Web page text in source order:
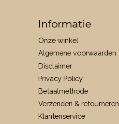
Informatie
Onze winkel
Algemene voorwaarden
Disclaimer
Privacy Policy
Betaalmethode
Verzenden & retourneren
Klantenservice